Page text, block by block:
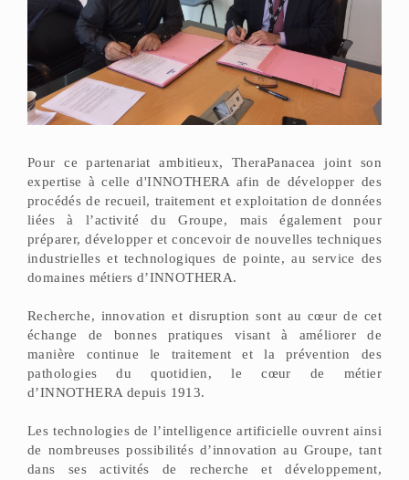
Pour ce partenariat ambitieux, TheraPanacea joint son
expertise à celle d'INNOTHERA afin de développer des
procédés de recueil, traitement et exploitation de données
liées à l’activité du Groupe, mais également pour
préparer, développer et concevoir de nouvelles techniques
industrielles et technologiques de pointe, au service des
domaines métiers d’INNOTHERA.
Recherche, innovation et disruption sont au cœur de cet
échange de bonnes pratiques visant à améliorer de
manière continue le traitement et la prévention des
pathologies du quotidien, le cœur de métier
d’INNOTHERA depuis 1913.
Les technologies de l’intelligence artificielle ouvrent ainsi
de nombreuses possibilités d’innovation au Groupe, tant
dans ses activités de recherche et développement,